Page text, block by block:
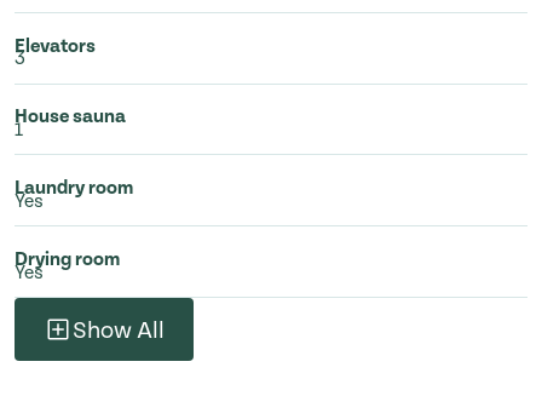
Elevators
3
House sauna
1
Laundry room
Yes
Drying room
Yes
Show All